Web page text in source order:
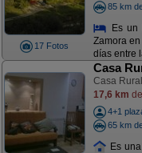
17 Fotos
85 km
Es un
Zamora
días entre
Casa
Casa
17,6 km
4+1
65 km
Es